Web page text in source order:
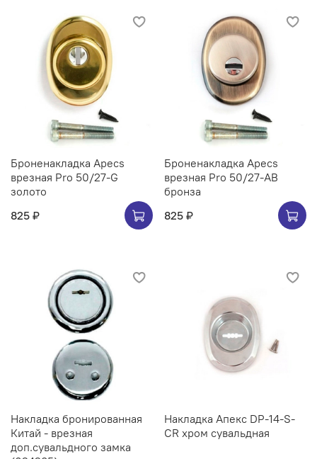
Броненакладка Apecs
врезная Pro 50/27-G
золото
825 ₽
Броненакладка Apecs
врезная Pro 50/27-AB
бронза
825 ₽
Накладка бронированная
Китай - врезная
доп.сувальдного замка
Накладка Апекс DP-14-S-
CR хром сувальдная